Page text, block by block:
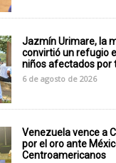
Jazmín Urimare, la
convirtió un refugio
niños afectados por
6 de agosto de 2026
Venezuela vence a
por el oro ante
Centroamericanos